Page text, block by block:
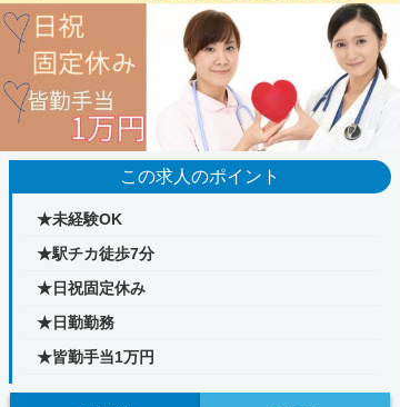
この求人のポイント
★未経験OK
★駅チカ徒歩7分
★日祝固定休み
★日勤勤務
★皆勤手当1万円